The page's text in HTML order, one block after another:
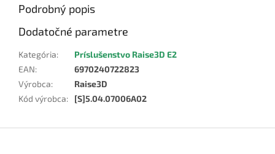
Podrobný popis
Dodatočné parametre
Kategória:
Príslušenstvo Raise3D E2
EAN:
6970240722823
Výrobca:
Raise3D
Kód výrobca: [S]5.04.07006A02